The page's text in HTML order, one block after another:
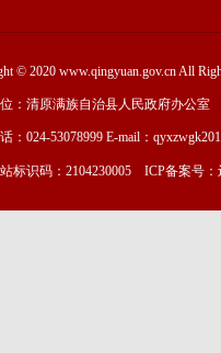
© 2020 www.qingyuan.gov.cn All
：清原满族自治县人民政府办公室
：024-53078999 E-mail：
标识码：2104230005 ICP备案号：